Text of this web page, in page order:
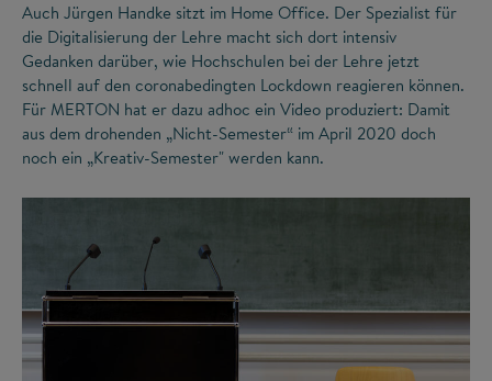
Auch Jürgen Handke sitzt im Home Office. Der Spezialist für
die Digitalisierung der Lehre macht sich dort intensiv
Gedanken darüber, wie Hochschulen bei der Lehre jetzt
schnell auf den coronabedingten Lockdown reagieren können.
Für MERTON hat er dazu adhoc ein Video produziert: Damit
aus dem drohenden „Nicht-Semester“ im April 2020 doch
noch ein „Kreativ-Semester" werden kann.